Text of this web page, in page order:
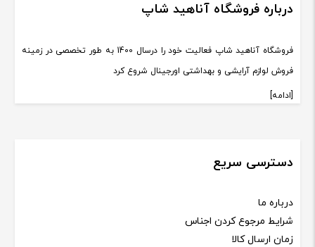
درباره فروشگاه آناهید شاپ
فروشگاه آناهید شاپ فعالیت خود را درسال 1400 به طور تخصصی در زمینه
فروش لوازم آرایشی و بهداشتی اورجینال شروع کرد
[ادامه]
دسترسی سریع
درباره ما
شرایط مرجوع کردن اجناس
زمان ارسال کالا